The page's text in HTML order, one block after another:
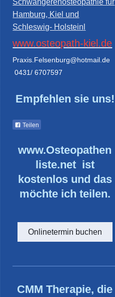
Hamburg, Kiel und
Schleswig- Holstein
www.osteopath-kiel.de
Praxis.Felsenburg@hotmail.de
0431/ 6707597
Empfehlen sie uns!
Teilen
www.Osteopathen
liste.net ist
kostenlos und das
möchte ich teilen.
Onlinetermin buchen
CMM Therapie, die